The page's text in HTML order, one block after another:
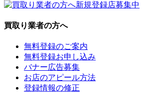
買取り業者の方へ
無料登録のご案内
無料登録お申し込み
バナー広告募集
お店のアピール方法
登録情報の修正